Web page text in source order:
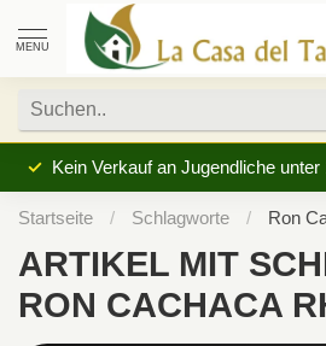
MENU
Kein Verkauf an Jugendliche unter
Startseite / Schlagworte / Ron
ARTIKEL MIT
RON CACHACA